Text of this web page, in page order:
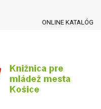
ONLINE KATALÓG